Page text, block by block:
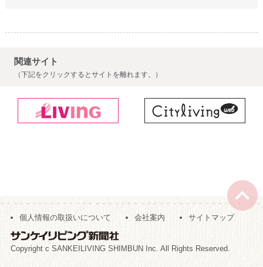
関連サイト
（下記をクリックするとサイトを離れます。）
個人情報の取扱いについて 会社案内 サイトマップ
Copyright c SANKEILIVING SHIMBUN Inc. All Rights Reserved.